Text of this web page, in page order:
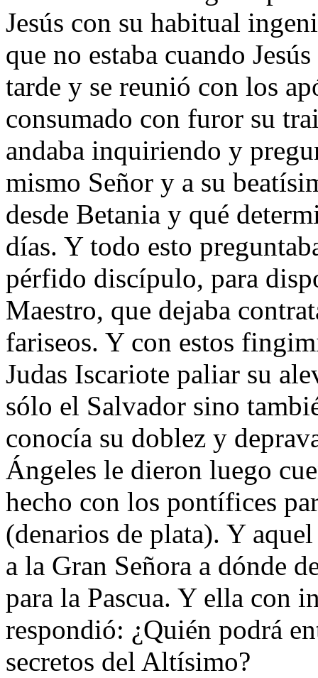
Jesús con su habitual
que no estaba cuando
tarde y se reunió con los
consumado con furor su
andaba inquiriendo y
mismo Señor y a su
desde Betania y qué
días. Y todo esto
pérfido discípulo, para
Maestro, que dejaba
fariseos. Y con estos
Judas Iscariote paliar su
sólo el Salvador sino
conocía su doblez y
Ángeles le dieron luego
hecho con los pontífices
(denarios de plata). Y
a la Gran Señora a dónde
para la Pascua. Y ella con
respondió: ¿Quién podrá
secretos del Altísimo?